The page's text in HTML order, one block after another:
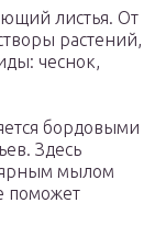
листья. От
растений,
чеснок,
бордовыми
Здесь
мылом
поможет